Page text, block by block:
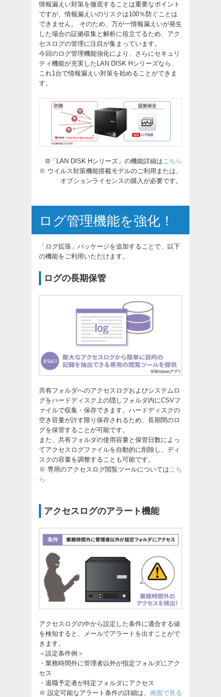
情報漏えい対策を徹底することは重要なポイント
ですが、情報漏えいのリスクは100％防ぐことは
できません。 そのため、万が一情報漏えいが発生
した場合の証拠収集と解析に役立てるため、アク
セスログの管理に注目が集まっています。
今回のログ管理機能強化により、さらにセキュリ
ティ機能が充実したLAN DISK Hシリーズなら、
これ1台で情報漏えい対策を始めることができま
す。
「LAN DISK Hシリーズ」の機能詳細はこちら
※ ウイルス対策機能搭載モデルのご利用または、
オプションライセンスの購入が必要です。
ログ管理機能を強化！
「ログ拡張」パッケージを追加することで、以下
の機能をご利用いただけます。
ログの長期保管
共有フォルダへのアクセスログおよびシステムロ
グをハードディスク上の隠しフォルダ内にCSVフ
ァイルで収集・保存できます。ハードディスクの
空き容量が許す限り保存されるため、長期間のロ
グを保管することが可能です。
また、共有フォルダの使用容量と保管日数によっ
てアクセスログファイルを自動的に削除し、ディ
スクの容量を調整することも可能です。
※ 専用のアクセスログ閲覧ツールについてはこち
ら
アクセスログのアラート機能
アクセスログの中から設定した条件に適合する値
を検知すると、メールでアラートを出すことがで
きます。
＜設定条件例＞
・業務時間外に管理者以外が指定フォルダにアク
セス
・退職予定者が特定フォルダにアクセス
※ 設定可能なアラート条件の詳細は、 画面で見る